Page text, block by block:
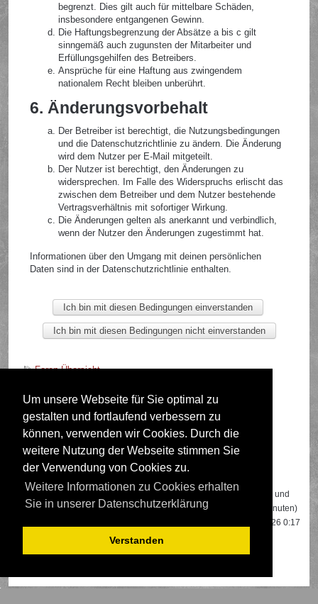
Um unsere Webseite für Sie optimal zu
gestalten und fortlaufend verbessern zu
können, verwenden wir Cookies. Durch die
weitere Nutzung der Webseite stimmen Sie
der Verwendung von Cookies zu.
Weitere Informationen zu Cookies erhalten
Sie in unserer Datenschutzerklärung
Verstanden
begrenzt. Dies gilt auch für mittelbare Schäden,
insbesondere entgangenen Gewinn.
Die Haftungsbegrenzung der Absätze a bis c gilt
sinngemäß auch zugunsten der Mitarbeiter und
Erfüllungsgehilfen des Betreibers.
Ansprüche für eine Haftung aus zwingendem
nationalem Recht bleiben unberührt.
6. Änderungsvorbehalt
Der Betreiber ist berechtigt, die Nutzungsbedingungen
und die Datenschutzrichtlinie zu ändern. Die Änderung
wird dem Nutzer per E-Mail mitgeteilt.
Der Nutzer ist berechtigt, den Änderungen zu
widersprechen. Im Falle des Widerspruchs erlischt das
zwischen dem Betreiber und dem Nutzer bestehende
Vertragsverhältnis mit sofortiger Wirkung.
Die Änderungen gelten als anerkannt und verbindlich,
wenn der Nutzer den Änderungen zugestimmt hat.
Informationen über den Umgang mit deinen persönlichen
Daten sind in der Datenschutzrichtlinie enthalten.
Foren-Übersicht
Deutsche Übersetzung durchphpBB.de
Wer ist online?
Insgesamt sind348Besucher online: 2 registrierte, 0 unsichtbare und
346 Gäste (basierend auf den aktiven Besuchern der letzten 5 Minuten)
Besuchern, die am 13.04.2026 0:17
gleichzeitig online waren.